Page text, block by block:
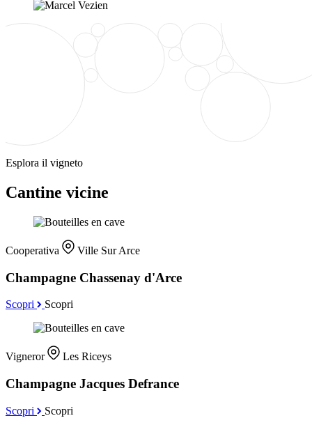
Esplora il vigneto
Cantine vicine
Cooperativa Ville Sur Arce
Champagne Chassenay d'Arce
Scopri Scopri
Vigneror Les Riceys
Champagne Jacques Defrance
Scopri Scopri